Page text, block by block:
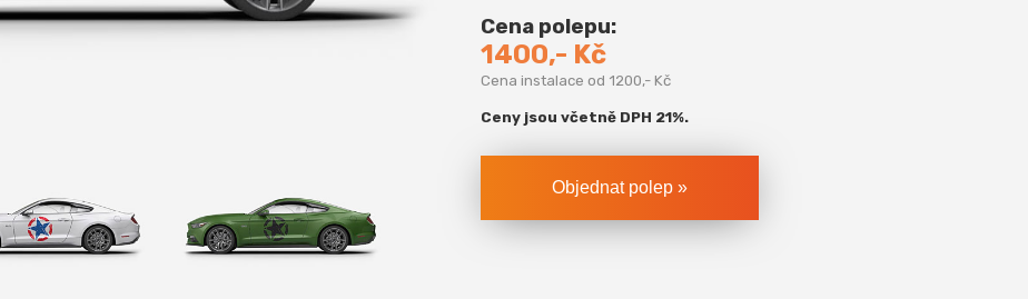
Cena polepu:
1400,- Kč
Cena instalace od 1200,- Kč
Ceny jsou včetně DPH 21%.